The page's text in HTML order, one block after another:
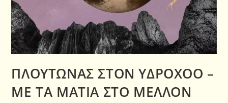
ΠΛΟΥΤΩΝΑΣ ΣΤΟΝ ΥΔΡΟΧΟΟ –
ΜΕ ΤΑ ΜΑΤΙΑ ΣΤΟ ΜΕΛΛΟΝ